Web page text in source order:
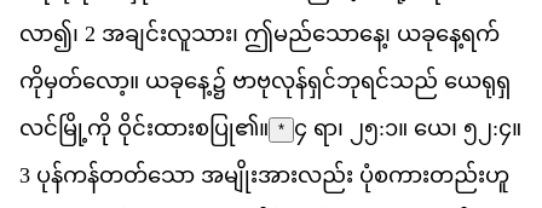
လာ၍၊ 2 အခငလသား၊ ဤမညသနေ့၊ ယခနရက
ကမတလော့။ ယခနေ့၌ ဗဗလနရငဘရငသည ယရရ
လင မ က ဝငထစ ပြု၏။ * ၄ ရာ၊ ၂၅:၁။ ယေ၊ ၅၂:၄။
3 ပနကနတတသ အမအလည ပစကတညဟ